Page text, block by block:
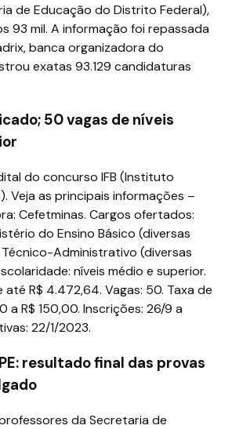
de Educação do Distrito Federal),
93 mil. A informação foi repassada
banca organizadora do
exatas 93.129 candidaturas
50 vagas de níveis
do concurso IFB (Instituto
Veja as principais informações –
Cefetminas. Cargos ofertados:
do Ensino Básico (diversas
Administrativo (diversas
níveis médio e superior.
até R$ 4.472,64. Vagas: 50. Taxa de
a R$ 150,00. Inscrições: 26/9 a
22/1/2023.
resultado final das provas
da Secretaria de